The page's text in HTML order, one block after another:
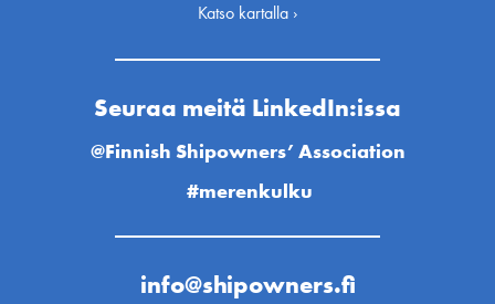
Katso kartalla ›
Seuraa meitä LinkedIn:issa
@Finnish Shipowners’ Association
#merenkulku
info@shipowners.fi